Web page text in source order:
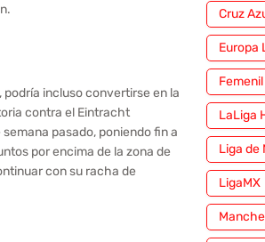
incluso convertirse en la
contra el Eintracht
pasado, poniendo fin a
por encima de la zona de
con su racha de
Cruz
Europa
Femenil
LaLiga
Liga de
LigaMX